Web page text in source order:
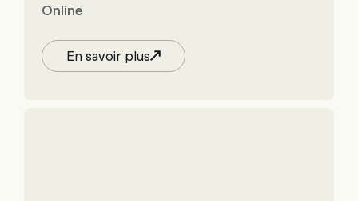
Online
En savoir plus